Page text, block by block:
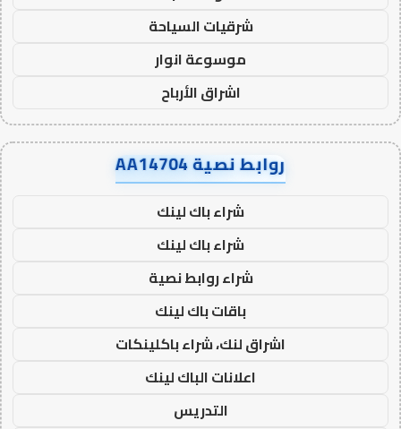
شرقيات السياحة
موسوعة انوار
اشراق الأرباح
روابط نصية AA14704
شراء باك لينك
شراء باك لينك
شراء روابط نصية
باقات باك لينك
اشراق لنك، شراء باكلينكات
اعلانات الباك لينك
التدريس